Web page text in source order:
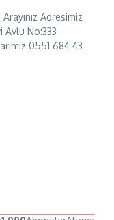
Adresimiz
Avlu No:333
0551 684 43